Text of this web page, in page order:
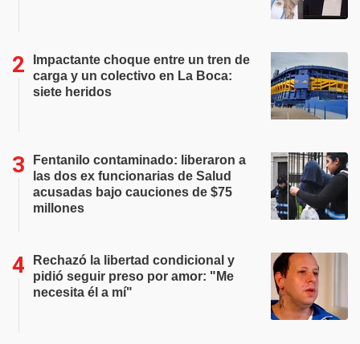
Impactante choque entre un tren de
carga y un colectivo en La Boca:
siete heridos
Fentanilo contaminado: liberaron a
las dos ex funcionarias de Salud
acusadas bajo cauciones de $75
millones
Rechazó la libertad condicional y
pidió seguir preso por amor: "Me
necesita él a mí"